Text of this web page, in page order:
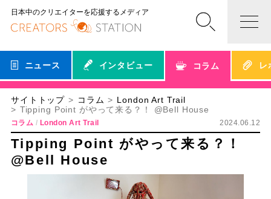
日本中のクリエイターを応援するメディア
ニュース インタビュー コラム レ
サイトトップ コラム
London Art Trail
Tipping Point がやって来る？！ @Bell House
コラム London Art Trail 2024.06.12
Tipping Point がやって来る？！
@Bell House